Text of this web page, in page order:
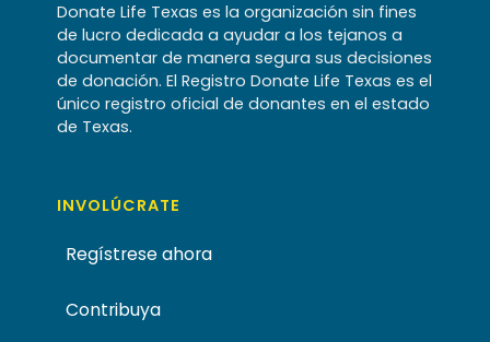
Donate Life Texas es la organización sin fines
de lucro dedicada a ayudar a los tejanos a
documentar de manera segura sus decisiones
de donación. El Registro Donate Life Texas es el
único registro oficial de donantes en el estado
de Texas.
INVOLÚCRATE
Regístrese ahora
Contribuya